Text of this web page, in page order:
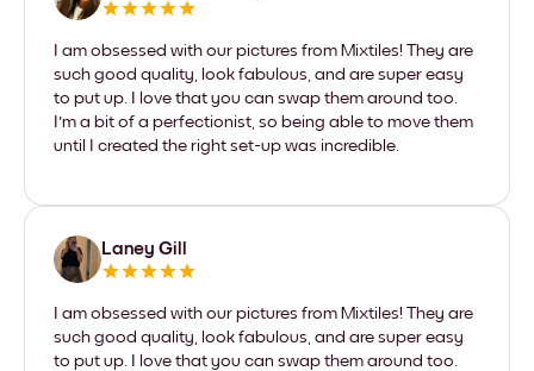
I am obsessed with our pictures from Mixtiles! They are
such good quality, look fabulous, and are super easy
to put up. I love that you can swap them around too.
I'm a bit of a perfectionist, so being able to move them
until I created the right set-up was incredible.
Laney Gill
I am obsessed with our pictures from Mixtiles! They are
such good quality, look fabulous, and are super easy
to put up. I love that you can swap them around too.